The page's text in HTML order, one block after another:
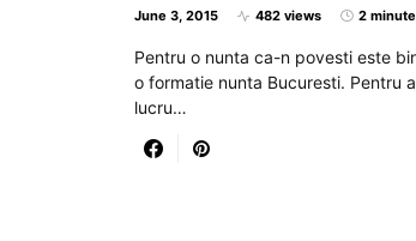
June 3, 2015 482 views 2
Pentru o nunta ca-n povesti este
o formatie nunta Bucuresti. Pentru
lucru…